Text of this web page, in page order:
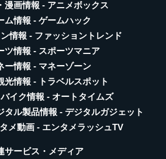
漫画情報 - アニメボックス
ム情報 - ゲームハック
情報 - ファッショントレンド
ツ情報 - スポーツマニア
ー情報 - マネーゾーン
光情報 - トラベルスポット
イク情報 - オートタイムズ
タル製品情報 - デジタルガジェット
メ動画 - エンタメラッシュTV
サービス・メディア